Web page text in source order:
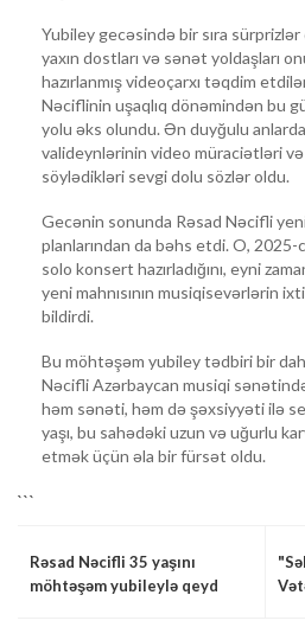
Yubiley gecəsində bir sıra
yaxın dostları və sənət yoldaşları
hazırlanmış videoçarxı təqdim
Nəciflinin uşaqlıq dönəmindən bu
yolu əks olundu. Ən duyğulu
valideynlərinin video müraciətləri və
söylədikləri sevgi dolu sözlər oldu.
Gecənin sonunda Rəsad Nəcifli
planlarından da bəhs etdi. O, 2025-
solo konsert hazırladığını, eyni
yeni mahnısının musiqisevərlərin
bildirdi.
Bu möhtəşəm yubiley tədbiri bir
Nəcifli Azərbaycan musiqi
həm sənəti, həm də şəxsiyyəti ilə
yaşı, bu sahədəki uzun və uğurlu
etmək üçün əla bir fürsət oldu.
```
Rəsad Nəcifli 35 yaşını
möhtəşəm yubileylə qeyd